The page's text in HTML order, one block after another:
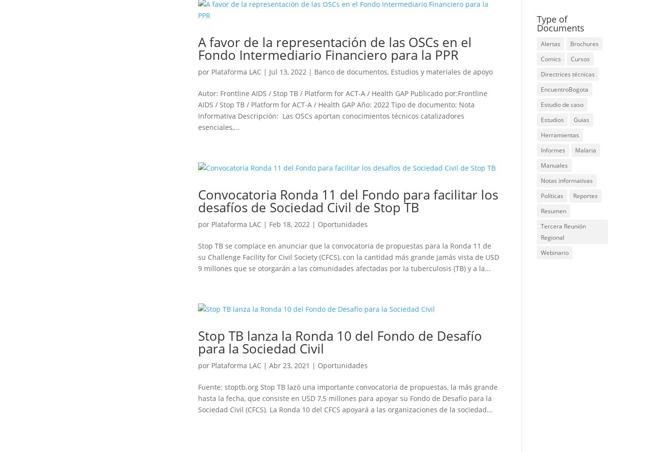
A favor de la representación de las OSCs en el
Fondo Intermediario Financiero para la PPR
por Plataforma LAC | Jul 13, 2022 | Banco de documentos, Estudios y materiales de apoyo
Autor: Frontline AIDS / Stop TB / Platform for ACT-A / Health GAP Publicado por:Frontline
AIDS / Stop TB / Platform for ACT-A / Health GAP Año: 2022 Tipo de documento: Nota
Informativa Descripción: Las OSCs aportan conocimientos técnicos catalizadores
esenciales,...
Convocatoria Ronda 11 del Fondo para facilitar los
desafíos de Sociedad Civil de Stop TB
por Plataforma LAC | Feb 18, 2022 | Oportunidades
Stop TB se complace en anunciar que la convocatoria de propuestas para la Ronda 11 de
su Challenge Facility for Civil Society (CFCS), con la cantidad más grande jamás vista de USD
9 millones que se otorgarán a las comunidades afectadas por la tuberculosis (TB) y a la...
Stop TB lanza la Ronda 10 del Fondo de Desafío
para la Sociedad Civil
por Plataforma LAC |Abr 23, 2021 | Oportunidades
Fuente: stoptb.org Stop TB lazó una importante convocatoria de propuestas, la más grande
hasta la fecha, que consiste en USD 7,5 millones para apoyar su Fondo de Desafío para la
Sociedad Civil (CFCS). La Ronda 10 del CFCS apoyará a las organizaciones de la sociedad...
Type of
Documents
Alertas
Brochures
Comics
Cursos
Directrices técnicas
EncuentroBogota
Estudio de caso
Estudios
Guias
Herramientas
Informes
Malaria
Manuales
Notas informativas
Políticas
Reportes
Resumen
Tercera Reunión
Regional
Webinario